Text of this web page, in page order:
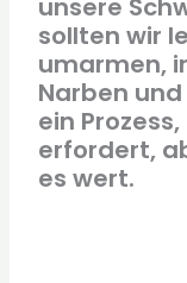
unsere
sollten wir
umarmen,
Narben
ein
erfordert,
es wert.